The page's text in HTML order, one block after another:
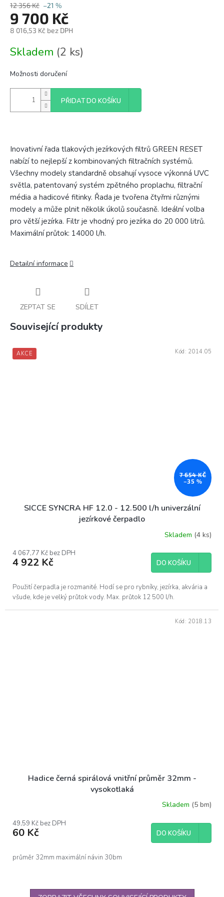
12 356 Kč –21 %
9 700 Kč
8 016,53 Kč bez DPH
cena:
Skladem (2 ks)
Možnosti doručení
PŘIDAT DO KOŠÍKU
Inovativní řada tlakových jezírkových filtrů GREEN RESET
nabízí to nejlepší z kombinovaných filtračních systémů.
Všechny modely standardně obsahují vysoce výkonná UVC
světla, patentovaný systém zpětného proplachu, filtrační
média a hadicové fitinky. Řada je tvořena čtyřmi různými
modely a může plnit několik úkolů současně. Ideální volba
pro větší jezírka. Filtr je vhodný pro jezírka do 20 000 litrů.
Maximální průtok: 14000 l/h.
Detailní informace
ZEPTAT SE SDÍLET
Související produkty
AKCE
7 654 KČ
–35 %
SICCE SYNCRA HF 12.0 - 12.500 l/h univerzální
jezírkové čerpadlo
Skladem (4 ks)
4 067,77 Kč bez DPH
4 922 Kč DO KOŠÍKU
Použití čerpadla je rozmanité. Hodí se pro rybníky, jezírka, akvária a
všude, kde je velký průtok vody. Max. průtok 12 500 l/h.
Kód: 2014.05
Hadice černá spirálová vnitřní průměr 32mm -
vysokotlaká
Skladem (5 bm)
49,59 Kč bez DPH
60 Kč DO KOŠÍKU
průměr 32mm maximální návin 30bm
Kód: 2018.13